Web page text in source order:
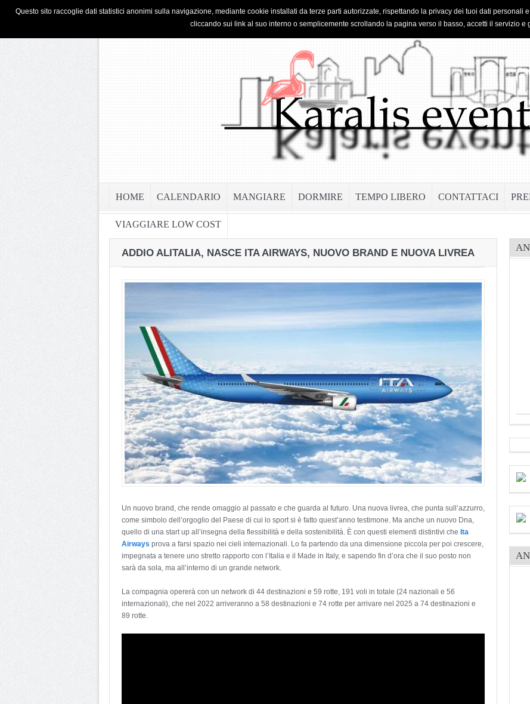
HOME PRIVACY & COOKIE POLICY
HOME CALENDARIO MANGIARE DORMIRE TEMPO LIBERO CONTATTACI
VIAGGIARE LOW COST
ADDIO ALITALIA, NASCE ITA AIRWAYS, NUOVO BRAND E NUOVA LIVREA
Un nuovo brand, che rende omaggio al passato e che guarda al futuro. Una nuova livrea, che punta sull’azzurro,
come simbolo dell’orgoglio del Paese di cui lo sport si è fatto quest’anno testimone. Ma anche un nuovo Dna,
quello di una start up all’insegna della flessibilità e della sostenibilità. È con questi elementi distintivi che Ita
Airways prova a farsi spazio nei cieli internazionali. Lo fa partendo da una dimensione piccola per poi crescere,
impegnata a tenere uno stretto rapporto con l’Italia e il Made in Italy, e sapendo fin d’ora che il suo posto non
sarà da sola, ma all’interno di un grande network.
La compagnia opererà con un network di 44 destinazioni e 59 rotte, 191 voli in totale (24 nazionali e 56
internazionali), che nel 2022 arriveranno a 58 destinazioni e 74 rotte per arrivare nel 2025 a 74 destinazioni e
89 rotte.
Questo sito raccoglie dati statistici anonimi sulla navigazione, mediante cookie installati da terze parti autorizzate, rispettando la privacy dei tuoi dati
cliccando sui link al suo interno o semplicemente scrollando la pagina verso il basso, accetti il servizio e